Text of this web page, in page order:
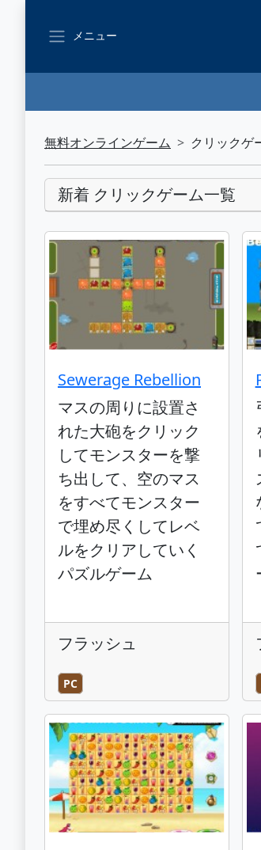
メニュー
無料オンラインゲーム クリックゲ
新着 クリックゲーム一覧
Sewerage Rebellion
マスの周りに設置さ
れた大砲をクリック
してモンスターを撃
ち出して、空のマス
をすべてモンスター
で埋め尽くしてレベ
ルをクリアしていく
パズルゲーム
フラッシュ
PC